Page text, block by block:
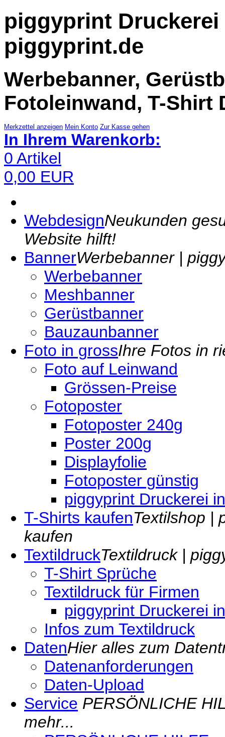
piggyprint
piggyprint.de
Werbebanner,
Fotoleinwand, T-Shirt
Merkzettel anzeigen Mein Konto Zur Kasse gehen
In Ihrem Warenkorb:
0 Artikel
0,00 EUR
WebdesignNeukunden
Website hilft!
BannerWerbebanner |
Werbebanner
Meshbanner
Gerüstbanner
Bauzaunbanner
Foto in grossIhre Fotos in
Foto auf Leinwand
Grössen-Preise
Fotoposter
Fotoposter 240g
Poster 200g
Displayfolie
Fotoposter günstig
piggyprint Druckerei
T-Shirts kaufenTextilshop |
kaufen
TextildruckTextildruck |
T-Shirt Sprüche
Textildruck für Firmen
piggyprint Druckerei
Infos zum Textildruck
DatenHier alles zum
Datenanforderungen
Daten-Upload
Service PERSÖNLICHE
mehr...